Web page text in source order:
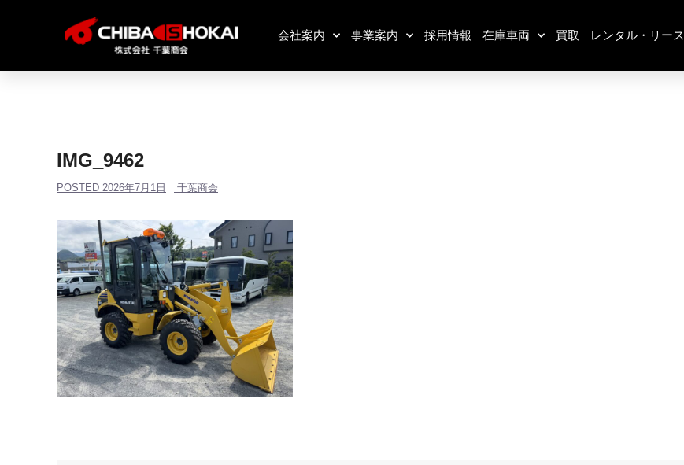
会社案内 事業案内 採用情報 在庫車両 買取 レンタル・リース
IMG_9462
POSTED 2026年7月1日 千葉商会